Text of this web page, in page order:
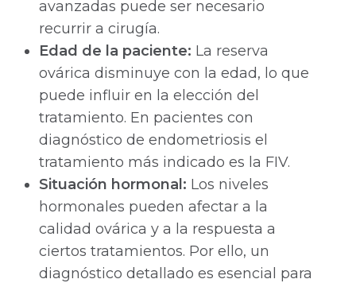
avanzadas puede ser necesario
recurrir a cirugía.
Edad de la paciente: La reserva
ovárica disminuye con la edad, lo que
puede influir en la elección del
tratamiento. En pacientes con
diagnóstico de endometriosis el
tratamiento más indicado es la FIV.
Situación hormonal: Los niveles
hormonales pueden afectar a la
calidad ovárica y a la respuesta a
ciertos tratamientos. Por ello, un
diagnóstico detallado es esencial para